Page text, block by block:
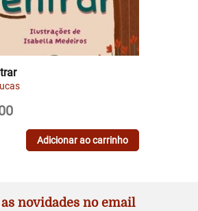
Adicionar ao carrinho
as novidades no email